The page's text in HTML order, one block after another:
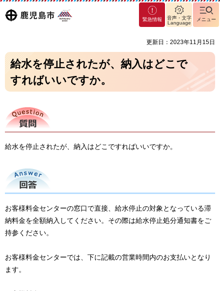
鹿児島
マグ
マシ
緊急情報
音声・文字
Language
メニュー
更新日：2023年11月15日
給水を停止されたが、納入はどこで
すればいいですか。
質問
給水を停止されたが、納入はどこですればいいですか。
回答
お客様料金センターの窓口で直接、給水停止の対象となっている滞
納料金を全額納入してください。その際は給水停止処分通知書をご
持参ください。
お客様料金センターでは、下に記載の営業時間内のお支払いとなり
ます。